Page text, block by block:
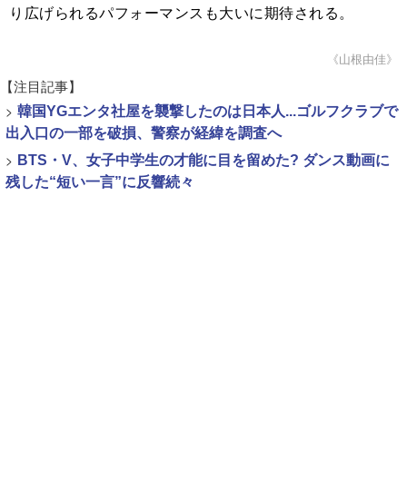
り広げられるパフォーマンスも大いに期待される。
《山根由佳》
【注目記事】
> 韓国YGエンタ社屋を襲撃したのは日本人...ゴルフクラブで
出入口の一部を破損、警察が経緯を調査へ
> BTS・V、女子中学生の才能に目を留めた? ダンス動画に
残した“短い一言”に反響続々